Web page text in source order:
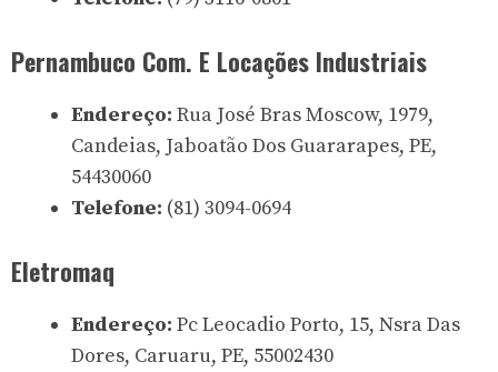
Pernambuco Com. E Locações Industriais
Endereço: Rua José Bras Moscow, 1979,
Candeias, Jaboatão Dos Guararapes, PE,
54430060
Telefone: (81) 3094-0694
Eletromaq
Endereço: Pc Leocadio Porto, 15, Nsra Das
Dores, Caruaru, PE, 55002430